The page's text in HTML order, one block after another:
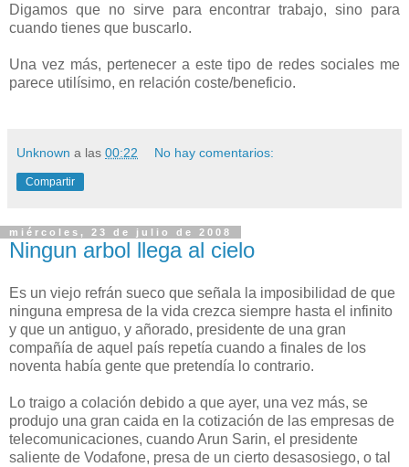
Digamos que no sirve para encontrar trabajo, sino para
cuando tienes que buscarlo.
Una vez más, pertenecer a este tipo de redes sociales me
parece utilísimo, en relación coste/beneficio.
Unknown a las 00:22 No hay comentarios:
Compartir
miércoles, 23 de julio de 2008
Ningun arbol llega al cielo
Es un viejo refrán sueco que señala la imposibilidad de que
ninguna empresa de la vida crezca siempre hasta el infinito
y que un antiguo, y añorado, presidente de una gran
compañía de aquel país repetía cuando a finales de los
noventa había gente que pretendía lo contrario.
Lo traigo a colación debido a que ayer, una vez más, se
produjo una gran caida en la cotización de las empresas de
telecomunicaciones, cuando Arun Sarin, el presidente
saliente de Vodafone, presa de un cierto desasosiego, o tal